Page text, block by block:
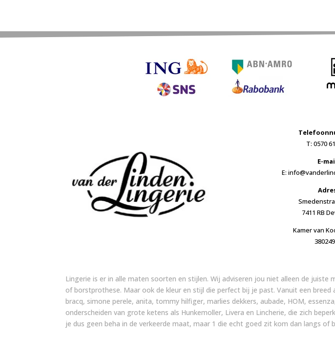
T: 0570
E-
E:
7411 RB
Kamer van
Lingerie is er in alle maten soorten en stijlen. Wij adviseren jou niet alleen de
of borstprothese. Maar ook de kleur en stijl die perfect bij je past. Vanuit een
bracq, simone perele, anita, tommy hilfiger, marlies dekkers, aubade, HOM,
onderscheiden van grote ketens als Hunkemoller, Livera en Lincherie, die zich
je dus geen beha in de verkeerde maat, maar 1 die echt goed zit kom dan langs of